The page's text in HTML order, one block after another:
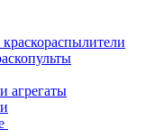
агрегаты